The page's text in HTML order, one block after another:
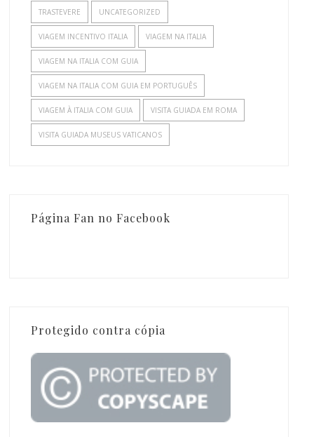
TRASTEVERE UNCATEGORIZED
VIAGEM INCENTIVO ITALIA VIAGEM NA ITALIA
VIAGEM NA ITALIA COM GUIA
VIAGEM NA ITALIA COM GUIA EM PORTUGUÊS
VIAGEM À ITALIA COM GUIA VISITA GUIADA EM ROMA
VISITA GUIADA MUSEUS VATICANOS
Página Fan no Facebook
Protegido contra cópia